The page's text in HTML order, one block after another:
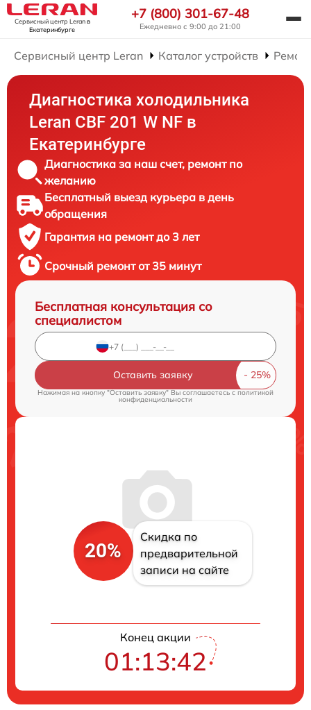
Сервисный центр Leranв
Екатеринбурге
+7 (800) 301-67-48
Ежедневно с 9:00 до 21:00
Сервисный центр Leran Каталог устройств
Диагностика холодильника
Leran CBF 201 W NF в
Екатеринбурге
Диагностика за наш счет, ремонт по
желанию
Бесплатный выезд курьера в день
обращения
Гарантия на ремонт до 3 лет
Срочный ремонт от 35 минут
Бесплатная консультация со
специалистом
Оставить заявку
Нажимая на кнопку "Оставить заявку" Вы соглашаетесь c политикой
конфиденциальности
20%
Скидка по
предварительной
записи на сайте
Конец акции
01:13:42